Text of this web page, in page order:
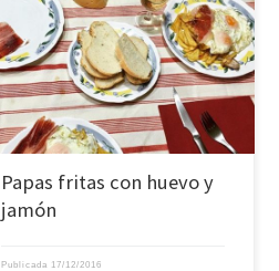
Papas fritas con huevo y
jamón
Publicada 17/12/2016